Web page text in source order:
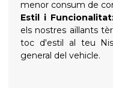
menor consum de
Estil i
els nostres aïllants
toc d'estil al teu
general del vehicle.